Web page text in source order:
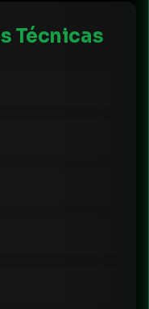
Técnicas